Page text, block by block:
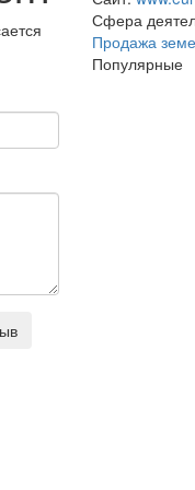
Сфера
Продажа
Популярные